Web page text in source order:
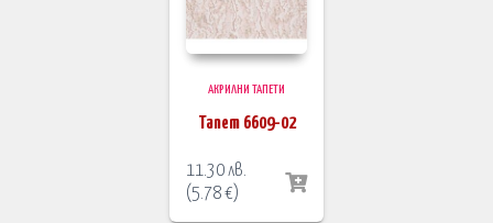
АКРИЛНИ ТАПЕТИ
Тапет 6609-02
11.30лв.
(5.78€)